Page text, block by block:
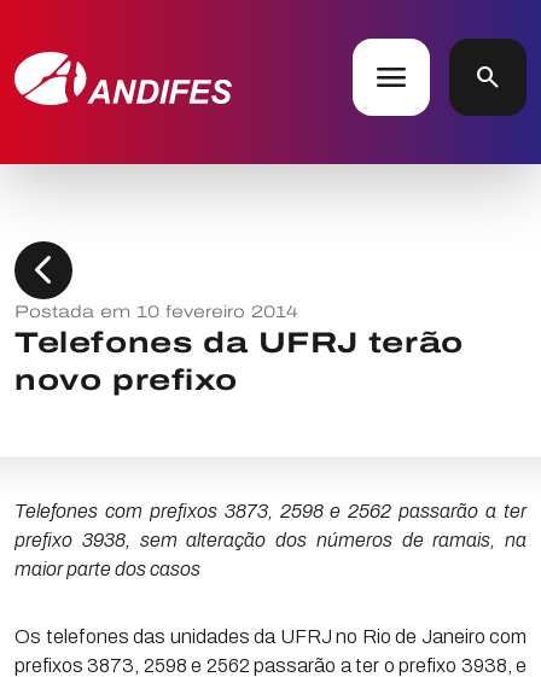
menu search
chevron_left
Postada em 10 fevereiro 2014
Telefones da UFRJ terão
novo prefixo
Telefones com prefixos 3873, 2598 e 2562 passarão a ter
prefixo 3938, sem alteração dos números de ramais, na
maior parte dos casos
Os telefones das unidades da UFRJ no Rio de Janeiro com
prefixos 3873, 2598 e 2562 passarão a ter o prefixo 3938, e